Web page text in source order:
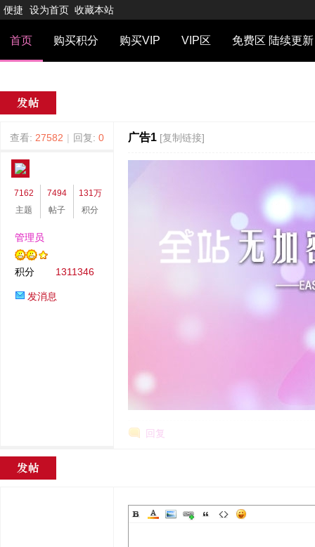
便捷 设为首页 收藏本站
首页 购买积分 购买VIP VIP区 免费区 陆续更新
查看: 27582 | 回复: 0 广告1 [复制链接]
7162
主题
7494
帖子
131万
积分
管理员
积分 1311346
发消息
admin 发表于 2019-4-14 11:12:52 |
回复